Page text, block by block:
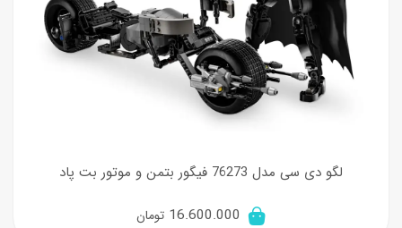
لگو دی سی مدل 76273 فیگور بتمن و موتور بت پاد
16.600.000 تومان